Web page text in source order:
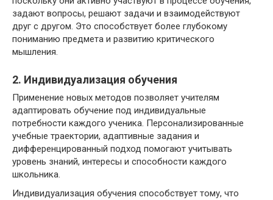
задают вопросы, решают задачи и взаимодействуют
друг с другом. Это способствует более глубокому
пониманию предмета и развитию критического
мышления.
2. Индивидуализация обучения
Применение новых методов позволяет учителям
адаптировать обучение под индивидуальные
потребности каждого ученика. Персонализированные
учебные траектории, адаптивные задания и
дифференцированный подход помогают учитывать
уровень знаний, интересы и способности каждого
школьника.
Индивидуализация обучения способствует тому, что